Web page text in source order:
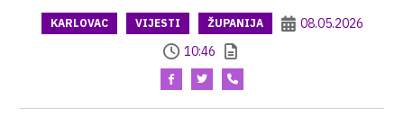
KARLOVAC VIJESTI ŽUPANIJA
08.05.2026
10:46